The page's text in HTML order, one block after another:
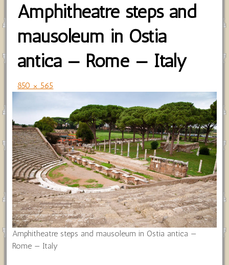
Amphitheatre steps and
mausoleum in Ostia
antica — Rome — Italy
850 × 565
Amphitheatre steps and mausoleum in Ostia antica —
Rome — Italy